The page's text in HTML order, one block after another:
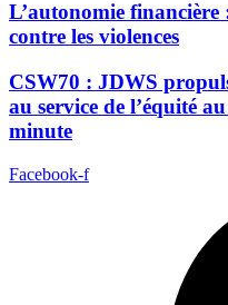
L’autonomie
contre les violences
CSW70 : JDWS
au service de l’équité
minute
Facebook-f